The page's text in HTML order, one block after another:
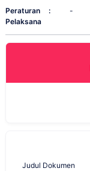
Peraturan
Pelaksana
: -
Judul Dokumen